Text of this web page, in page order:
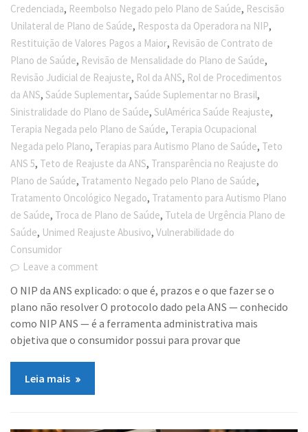
Credenciada, Reembolso Negado pelo Plano de Saúde, Rescisão
Unilateral de Plano de Saúde, Resposta da Operadora na NIP,
Restituição de Valores Pagos a Maior, Revisão de Contrato de
Plano de Saúde, Revisão de Mensalidade do Plano de Saúde,
Revisão Judicial de Reajuste, Rol da ANS, Rol de Procedimentos
da ANS,Saúde Suplementar,Saúde Suplementar no Brasil,
Sinistralidade do Plano de Saúde,SulAmérica Saúde Reajuste,
Terapia Negada pelo Plano de Saúde, Terapia Ocupacional
Negada pelo Plano, Terapias para Autismo Plano de Saúde, Teto
ANS 5, Teto de Reajuste da ANS, Transparência no Reajuste do
Plano de Saúde, Tratamento Negado pelo Plano de Saúde,
Tratamento Oncológico Negado, Tratamento para Autismo Plano
de Saúde, Troca de Plano de Saúde, Tutela de Urgência Plano de
Saúde, Unimed Reajuste Abusivo,Vulnerabilidade do
Consumidor
Leave a comment
O NIP da ANS explicado: o que é, prazos e o que fazer se o
plano não resolver O protocolo dado pela ANS — conhecido
como NIP ANS — é a ferramenta administrativa mais
objetiva que o consumidor possui para provar que
Leia mais